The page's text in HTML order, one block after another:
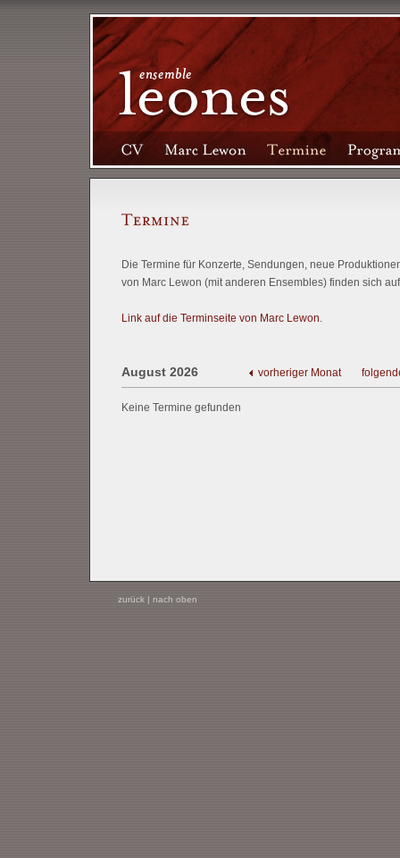
Die Termine für Konzerte, Sendungen, neue
von Marc Lewon (mit anderen Ensembles) finden sich
Link auf die Terminseite von Marc Lewon.
August 2026 vorheriger Monat
Keine Termine gefunden
zurück| nach oben